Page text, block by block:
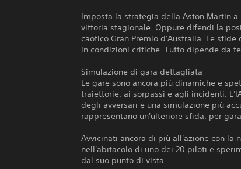
Imposta la strategia della Aston Martin
vittoria stagionale. Oppure difendi la
caotico Gran Premio d'Australia. Le
in condizioni critiche. Tutto dipende da
Simulazione di gara dettagliata
Le gare sono ancora più dinamiche e
traiettorie, ai sorpassi e agli incidenti.
degli avversari e una simulazione più
rappresentano un'ulteriore sfida, per
Avvicinati ancora di più all'azione con la
nell'abitacolo di uno dei 20 piloti e
dal suo punto di vista.